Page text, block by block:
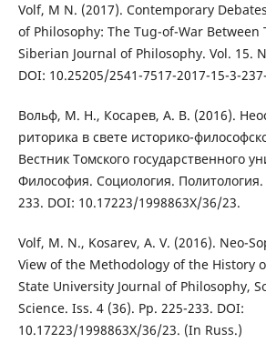
Volf, M N. (2017). Contemporary
of Philosophy: The Tug-of-War Between
Siberian Journal of Philosophy. Vol. 15.
DOI: 10.25205/2541-7517-2017-15-3-
Вольф, М. Н., Косарев, А. В. (2016).
риторика в свете историко-
Вестник Томского государственного
Философия. Социология.
233. DOI: 10.17223/1998863X/36/23.
Volf, M. N., Kosarev, A. V. (2016). Neo-
View of the Methodology of the History
State University Journal of Philosophy,
Science. Iss. 4 (36). Pp. 225-233. DOI:
10.17223/1998863X/36/23. (In Russ.)